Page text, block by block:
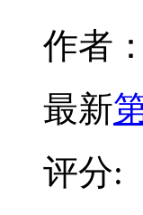
作者：
最新
评分: